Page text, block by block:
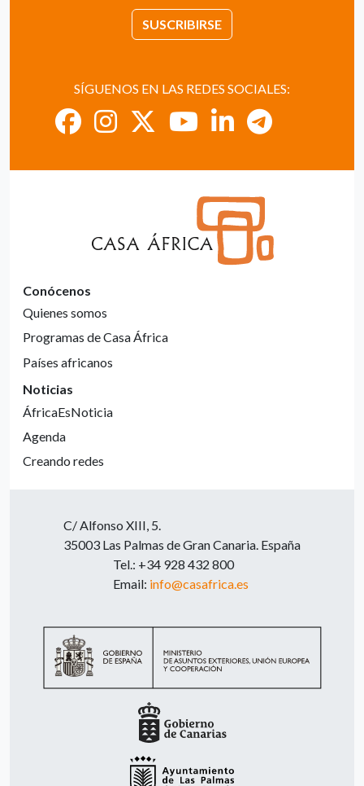
SUSCRIBIRSE
SÍGUENOS EN LAS REDES SOCIALES:
Conócenos
Quienes somos
Programas de Casa África
Países africanos
Noticias
ÁfricaEsNoticia
Agenda
Creando redes
C/ Alfonso XIII, 5.
35003 Las Palmas de Gran Canaria. España
Tel.: +34 928 432 800
Email: info@casafrica.es